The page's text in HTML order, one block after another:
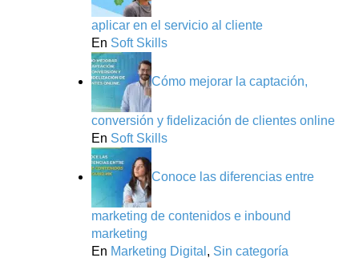
aplicar en el servicio al cliente
En Soft Skills
Cómo mejorar la captación,
conversión y fidelización de clientes online
En Soft Skills
Conoce las diferencias entre
marketing de contenidos e inbound
marketing
En Marketing Digital , Sin categoría